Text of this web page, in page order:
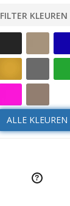
FILTER KLEUREN
ALLE KLEUREN